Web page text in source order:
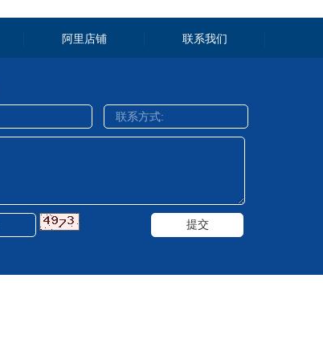
阿里店铺 联系我们